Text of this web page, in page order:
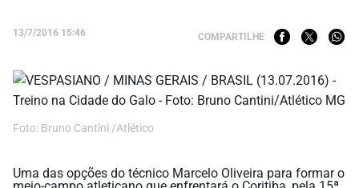
13/7/2016 15:46 COMPARTILHE
Foto: Bruno Cantini /Atlético
Uma das opções do técnico Marcelo Oliveira para formar o